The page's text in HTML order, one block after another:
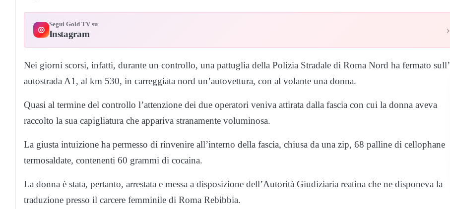
◎
Segui Gold TV su
Instagram ›
Nei giorni scorsi, infatti, durante un controllo, una pattuglia della Polizia Stradale di Roma Nord ha fermato sull’
autostrada A1, al km 530, in carreggiata nord un’autovettura, con al volante una donna.
Quasi al termine del controllo l’attenzione dei due operatori veniva attirata dalla fascia con cui la donna aveva
raccolto la sua capigliatura che appariva stranamente voluminosa.
La giusta intuizione ha permesso di rinvenire all’interno della fascia, chiusa da una zip, 68 palline di cellophane
termosaldate, contenenti 60 grammi di cocaina.
La donna è stata, pertanto, arrestata e messa a disposizione dell’Autorità Giudiziaria reatina che ne disponeva la
traduzione presso il carcere femminile di Roma Rebibbia.